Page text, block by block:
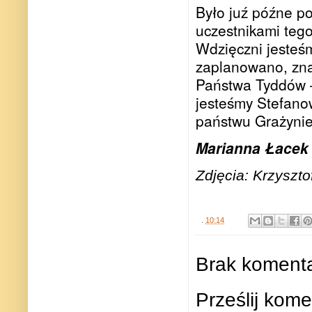
Było juź późne
uczestnikami
Wdzięczni
zaplanowano,
Państwa
jesteśmy
państwu
Marianna Łacek
Zdjęcia:
10:14
Brak
Prześlij